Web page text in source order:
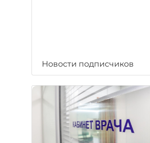
Новости подписчиков